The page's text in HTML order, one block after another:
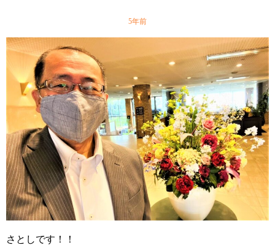
5年前
さとしです！！